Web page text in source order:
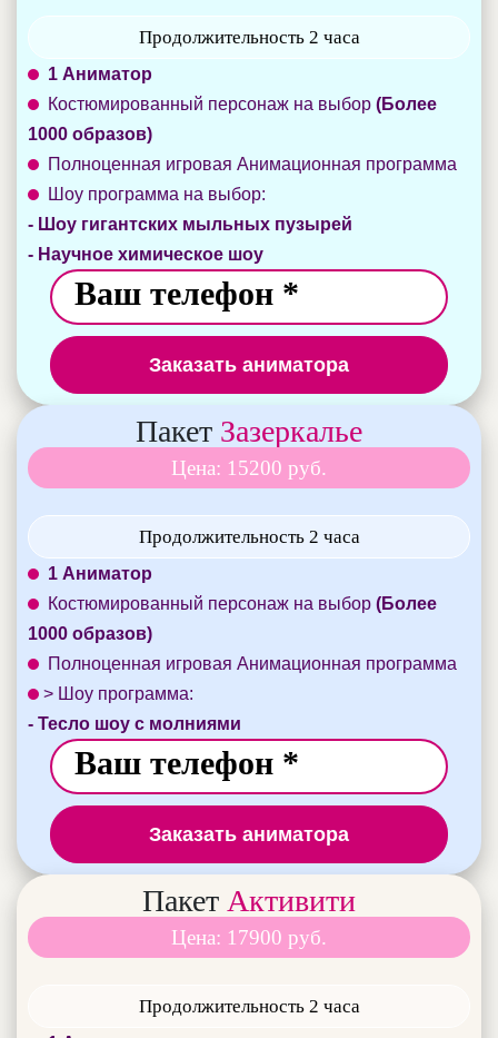
Продолжительность 2 часа
1 Аниматор
Костюмированный персонаж на выбор (Более
1000 образов)
Полноценная игровая Анимационная программа
Шоу программа на выбор:
- Шоу гигантских мыльных пузырей
- Научное химическое шоу
Заказать аниматора
Пакет Зазеркалье
Цена: 15200 руб.
Продолжительность 2 часа
1 Аниматор
Костюмированный персонаж на выбор (Более
1000 образов)
Полноценная игровая Анимационная программа
> Шоу программа:
- Тесло шоу с молниями
Заказать аниматора
Пакет Активити
Цена: 17900 руб.
Продолжительность 2 часа